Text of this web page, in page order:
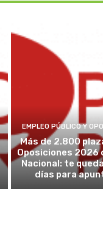
EMPLEO PÚBLICO Y
Más de 2.800
Oposiciones 2026
Nacional: te
días para